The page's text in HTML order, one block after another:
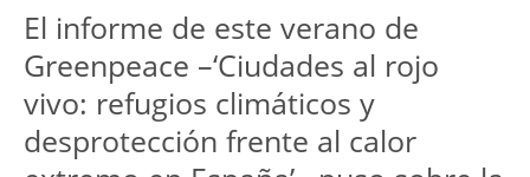
El informe de este verano de
Greenpeace –‘Ciudades al rojo
vivo: refugios climáticos y
desprotección frente al calor